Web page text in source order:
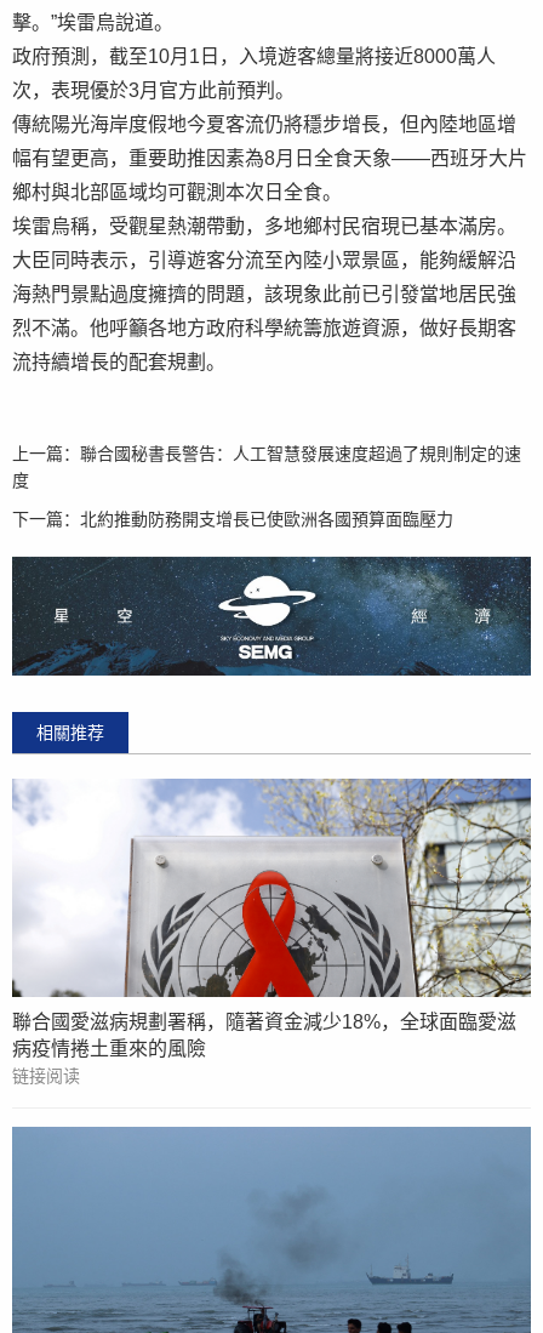
擊。”埃雷烏說道。
政府預測，截至10月1日，入境遊客總量將接近8000萬人
次，表現優於3月官方此前預判。
傳統陽光海岸度假地今夏客流仍將穩步增長，但內陸地區增
幅有望更高，重要助推因素為8月日全食天象——西班牙大片
鄉村與北部區域均可觀測本次日全食。
埃雷烏稱，受觀星熱潮帶動，多地鄉村民宿現已基本滿房。
大臣同時表示，引導遊客分流至內陸小眾景區，能夠緩解沿
海熱門景點過度擁擠的問題，該現象此前已引發當地居民強
烈不滿。他呼籲各地方政府科學統籌旅遊資源，做好長期客
流持續增長的配套規劃。
上一篇： 聯合國秘書長警告：人工智慧發展速度超過了規則制定的速
度
下一篇： 北約推動防務開支增長已使歐洲各國預算面臨壓力
相關推荐
聯合國愛滋病規劃署稱，隨著資金減少18%，全球面臨愛滋
病疫情捲土重來的風險
链接阅读